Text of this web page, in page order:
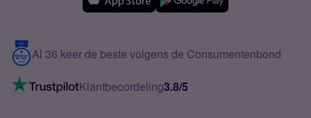
Meerdere nummers
5G internet
Mobiel internet
Mobiel abonnement
Contact
VoLTE 4G bellen
Al 36 keer de beste volgens de Consumentenbond
Klantbeoordeling3.8/5